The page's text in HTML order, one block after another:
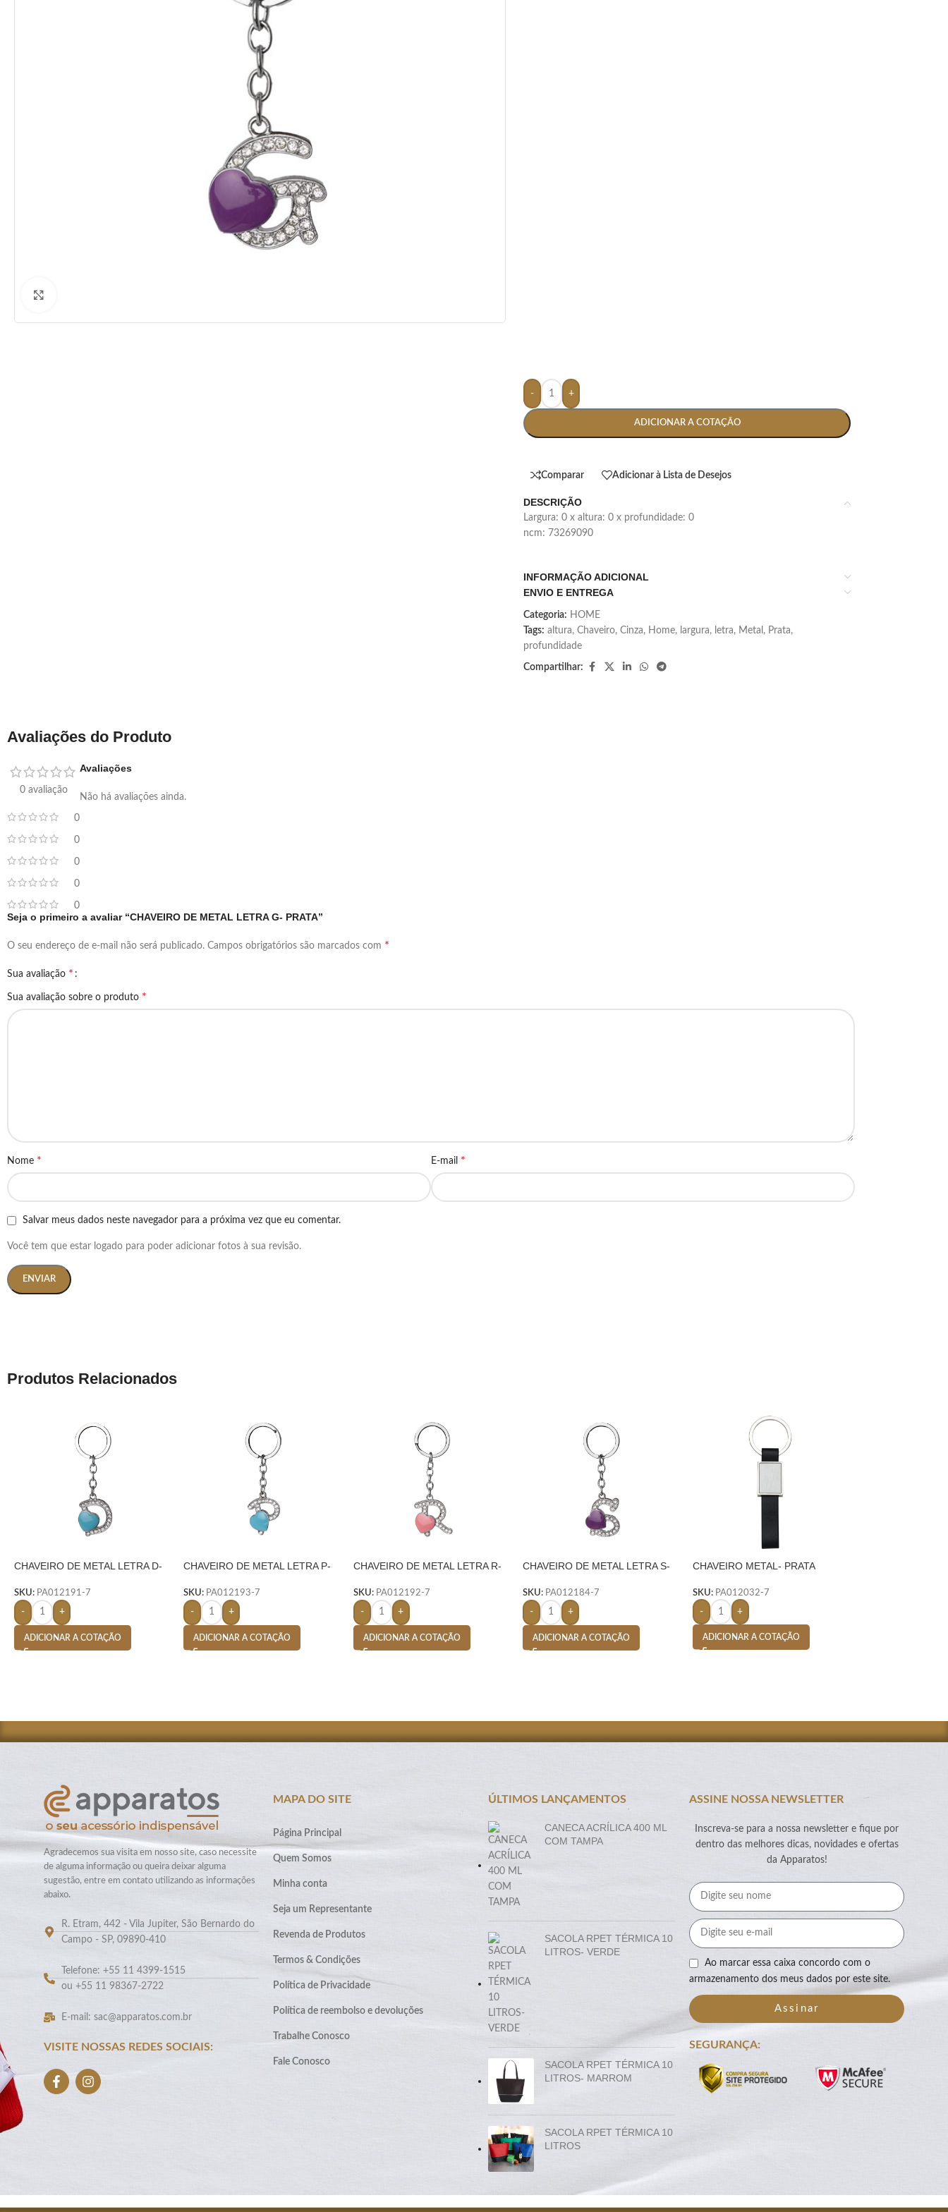
- +
ADICIONAR A COTAÇÃO
Comparar Adicionar à Lista de Desejos
DESCRIÇÃO
largura: 0 x altura: 0 x profundidade: 0
ncm: 73269090
INFORMAÇÃO ADICIONAL
ENVIO E ENTREGA
Categoria: HOME
Tags: altura, Chaveiro, Cinza, Home, largura, letra, Metal , Prata,
profundidade
Compartilhar:
Avaliações do Produto
0 avaliação
0
0
0
0
0
Avaliações
Não há avaliações ainda.
Seja o primeiro a avaliar “CHAVEIRO DE METAL LETRA G- PRATA”
O seu endereço de e-mail não será publicado. Campos obrigatórios são marcados com *
Sua avaliação *
Sua avaliação sobre o produto *
Nome * E-mail *
Salvar meus dados neste navegador para a próxima vez que eu comentar.
Você tem que estar logado para poder adicionar fotos à sua revisão.
Produtos Relacionados
CHAVEIRO DE METAL LETRA D-
SKU: PA012191-7
- +
ADICIONAR A COTAÇÃO
CHAVEIRO DE METAL LETRA P-
SKU: PA012193-7
- +
ADICIONAR A COTAÇÃO
CHAVEIRO DE METAL LETRA R-
SKU: PA012192-7
- +
ADICIONAR A COTAÇÃO
CHAVEIRO DE METAL LETRA S-
SKU: PA012184-7
- +
ADICIONAR A COTAÇÃO
CHAVEIRO METAL- PRATA
SKU: PA012032-7
- +
ADICIONAR A COTAÇÃO
Agradecemos sua visita em nosso site, caso necessite
de alguma informação ou queira deixar alguma
sugestão, entre em contato utilizando as informações
abaixo.
R. Etram, 442 - Vila Jupiter, São Bernardo do
Campo - SP, 09890-410
Telefone: +55 11 4399-1515
ou +55 11 98367-2722
E-mail: sac@apparatos.com.br
VISITE NOSSAS REDES SOCIAIS:
MAPA DO SITE
Página Principal
Quem Somos
Minha conta
Seja um Representante
Revenda de Produtos
Termos & Condições
Política de Privacidade
Política de reembolso e devoluções
Trabalhe Conosco
Fale Conosco
ÚLTIMOS LANÇAMENTOS
CANECA ACRÍLICA 400 ML
COM TAMPA
SACOLA RPET TÉRMICA 10
LITROS- VERDE
SACOLA RPET TÉRMICA 10
LITROS- MARROM
SACOLA RPET TÉRMICA 10
LITROS
ASSINE NOSSA NEWSLETTER
Inscreva-se para a nossa newsletter e fique por
dentro das melhores dicas, novidades e ofertas
da Apparatos!
Ao marcar essa caixa concordo com o
armazenamento dos meus dados por este site.
Assinar
SEGURANÇA: